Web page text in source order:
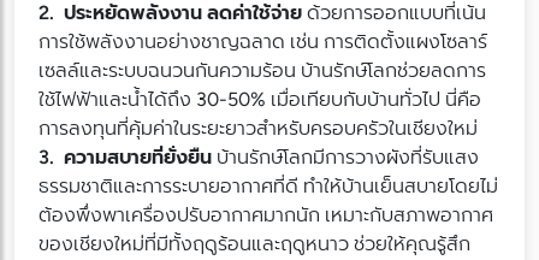
2. ประหยัดพลังงาน ลดค่าใช้จ่าย ด้วยการออกแบบที่เน้น
การใช้พลังงานอย่างชาญฉลาด เช่น การติดตั้งแผงโซลาร์
เซลล์และระบบฉนวนกันความร้อน บ้านรักษ์โลกช่วยลดการ
ใช้ไฟฟ้าและน้ำได้ถึง 30-50% เมื่อเทียบกับบ้านทั่วไป นี่คือ
การลงทุนที่คุ้มค่าในระยะยาวสำหรับครอบครัวในเชียงใหม่
3. ความสบายที่ยั่งยืน บ้านรักษ์โลกมีการวางผังที่รับแสง
ธรรมชาติและการระบายอากาศที่ดี ทำให้บ้านเย็นสบายโดยไม่
ต้องพึ่งพาเครื่องปรับอากาศมากนัก เหมาะกับสภาพอากาศ
ของเชียงใหม่ที่มีทั้งฤดูร้อนและฤดูหนาว ช่วยให้คุณรู้สึก